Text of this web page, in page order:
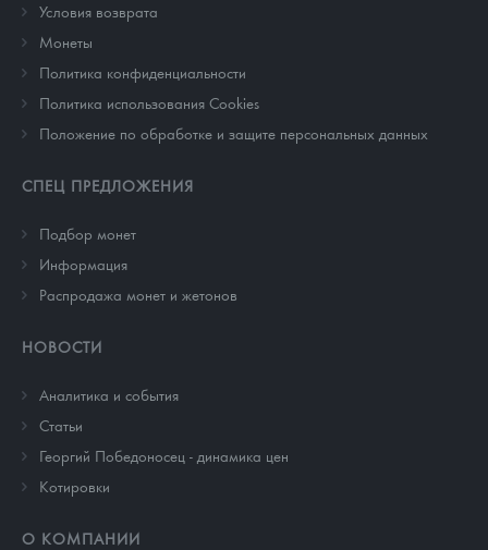
Условия возврата
Монеты
Политика конфиденциальности
Политика использования Cookies
Положение по обработке и защите персональных данных
СПЕЦ ПРЕДЛОЖЕНИЯ
Подбор монет
Информация
Распродажа монет и жетонов
НОВОСТИ
Аналитика и события
Cтатьи
Георгий Победоносец - динамика цен
Котировки
О КОМПАНИИ